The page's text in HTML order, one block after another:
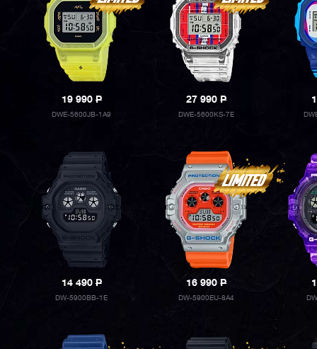
19 990P
DWE-5600JB-1A9
27 990P
DWE-5600KS-7E
14 490P
DW-5900BB-1E
16 990P
DW-5900EU-8A4